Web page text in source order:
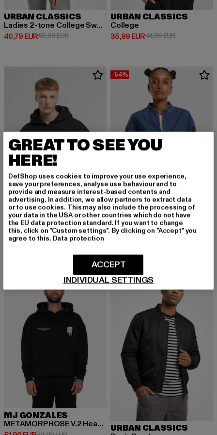
URBAN CLASSICS
Ladies 2-tone College Sweatjacket
40,79 EUR
Derzeitiger Preis: 40,79 EUR
59,99 EURAktionspreis: 59,99 EUR
URBAN CLASSICS
College
35,99 EUR
Derzeitiger Preis: 35,99 EUR
44,99 EURAktionspreis:
URBAN CLASSICS
Fluffy Oversized Hoody
36,79 EUR
Derzeitiger Preis: 36,79 EUR
-54%
URBAN CLASSICS
Ladies Oversized Skater
MJ GONZALES
METAMORPHOSE V.2 Heavy Oversized Hoody
-29%
URBAN CLASSICS
GREAT TO SEE YOU
HERE!
DefShop uses cookies to improve your use experience,
save your preferences, analyse use behaviour and to
provide and measure interest-based contents and
advertising. In addition, we allow partners to extract data
or to use cookies. This may also include the processing of
your data in the USA or other countries which do not have
the EU data protection standard. If you want to change
this, click on "Custom settings". By clicking on "Accept" you
agree to this. Data protection
INDIVIDUAL SETTINGS
ACCEPT